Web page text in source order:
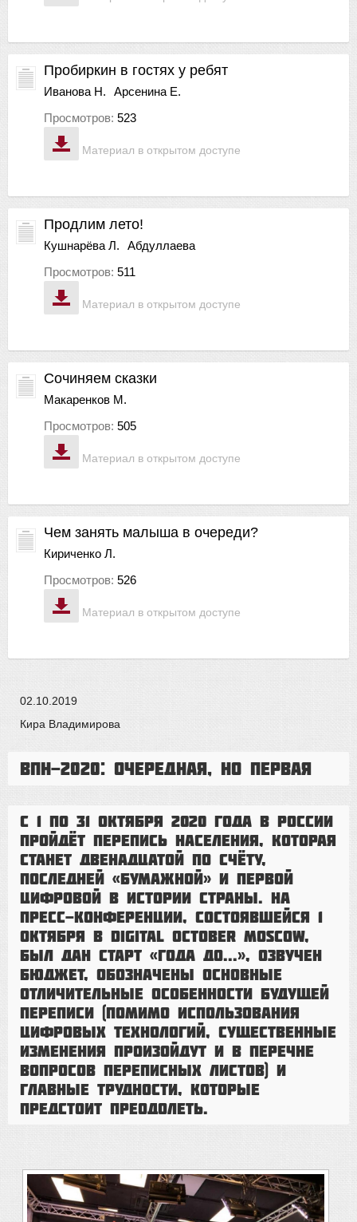
Материал в открытом доступе
Пробиркин в гостях у ребят
Иванова Н.
Арсенина Е.
Просмотров: 523
Материал в открытом доступе
Продлим лето!
Кушнарёва Л.
Абдуллаева
Просмотров: 511
Материал в открытом доступе
Сочиняем сказки
Макаренков М.
Просмотров: 505
Материал в открытом доступе
Чем занять малыша в очереди?
Кириченко Л.
Просмотров: 526
02.10.2019
Кира Владимирова
ВПН-2020: очередная, но первая
С 1 по 31 октября 2020 года в России
пройдёт перепись населения, которая
станет двенадцатой по счёту,
последней «бумажной» и первой
цифровой в истории страны. На
пресс-конференции, состоявшейся 1
октября в Digital October Moscow,
был дан старт «Года до...», озвучен
бюджет, обозначены основные
отличительные особенности будущей
переписи (помимо использования
цифровых технологий, существенные
изменения произойдут и в перечне
вопросов переписных листов) и
главные трудности, которые
предстоит преодолеть.